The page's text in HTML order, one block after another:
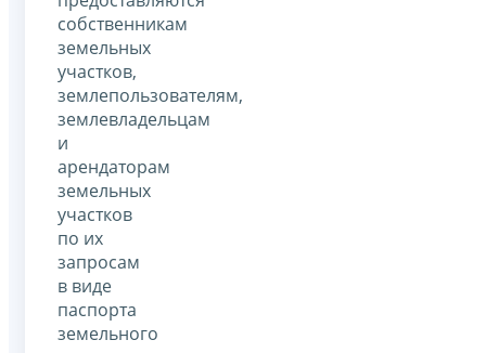
собственникам
земельных
участков,
землепользователям,
землевладельцам
и
арендаторам
земельных
участков
по их
запросам
в виде
паспорта
земельного